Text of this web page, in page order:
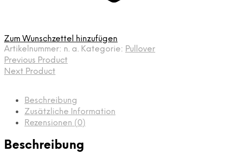
Zum Wunschzettel hinzufügen
Artikelnummer: n. a. Kategorie: Pullover
Previous Product
Next Product
Beschreibung
Zusätzliche Information
Rezensionen (0)
Beschreibung